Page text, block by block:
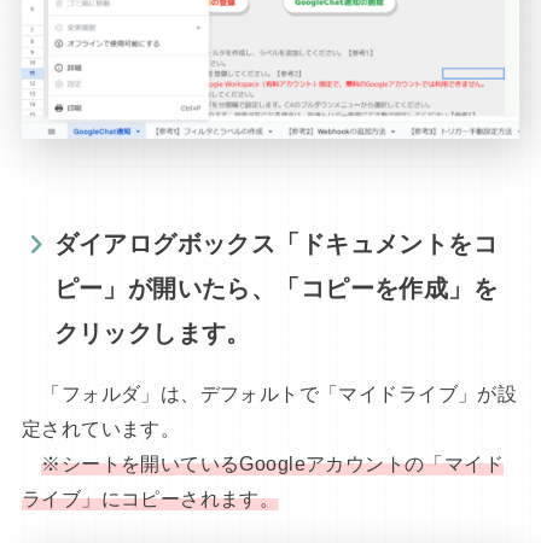
ダイアログボックス「ドキュメントをコ
ピー」が開いたら、「コピーを作成」を
クリックします。
「フォルダ」は、デフォルトで「マイドライブ」が設
定されています。
※シートを開いているGoogleアカウントの「マイド
ライブ」にコピーされます。